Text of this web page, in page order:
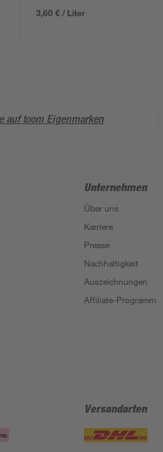
3,60 € / Liter
auf toom Eigenmarken
Unternehmen
Über uns
Karriere
Presse
Nachhaltigkeit
Auszeichnungen
Affiliate-Programm
Versandarten